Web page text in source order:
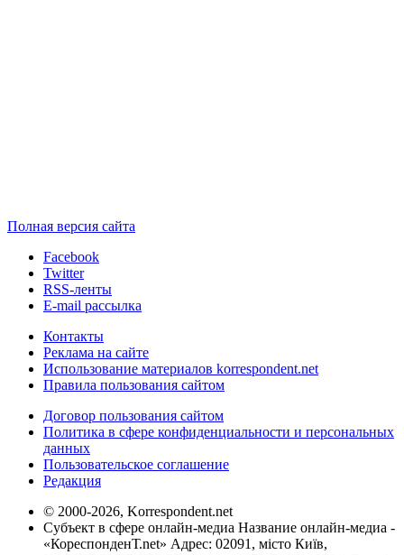
Полная версия сайта
Facebook
Twitter
RSS-ленты
E-mail рассылка
Контакты
Реклама на сайте
Использование материалов korrespondent.net
Правила пользования сайтом
Договор пользования сайтом
Политика в сфере конфиденциальности и персональных
данных
Пользовательское соглашение
Редакция
© 2000-2026, Korrespondent.net
Субъект в сфере онлайн-медиа Название онлайн-медиа -
«КореспонденТ.net» Адрес: 02091, місто Київ,